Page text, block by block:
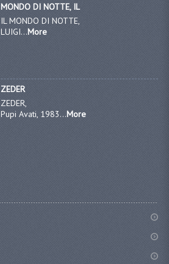
MONDO DI NOTTE, IL
IL MONDO DI NOTTE,
LUIGI...More
ZEDER
ZEDER,
Pupi Avati, 1983...More